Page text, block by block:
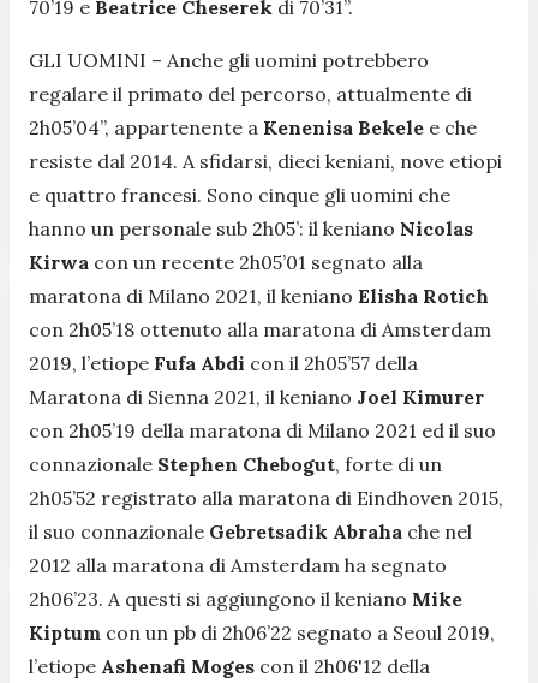
70’19 e Beatrice Cheserek di 70’31”.
GLI UOMINI – Anche gli uomini potrebbero
regalare il primato del percorso, attualmente di
2h05’04”, appartenente a Kenenisa Bekele e che
resiste dal 2014. A sfidarsi, dieci keniani, nove etiopi
e quattro francesi. Sono cinque gli uomini che
hanno un personale sub 2h05’: il keniano Nicolas
Kirwa con un recente 2h05’01 segnato alla
maratona di Milano 2021, il keniano Elisha Rotich
con 2h05’18 ottenuto alla maratona di Amsterdam
2019, l’etiope Fufa Abdi con il 2h05’57 della
Maratona di Sienna 2021, il keniano Joel Kimurer
con 2h05’19 della maratona di Milano 2021 ed il suo
connazionale Stephen Chebogut, forte di un
2h05’52 registrato alla maratona di Eindhoven 2015,
il suo connazionale Gebretsadik Abraha che nel
2012 alla maratona di Amsterdam ha segnato
2h06’23. A questi si aggiungono il keniano Mike
Kiptum con un pb di 2h06’22 segnato a Seoul 2019,
l’etiope Ashenafi Moges con il 2h06'12 della